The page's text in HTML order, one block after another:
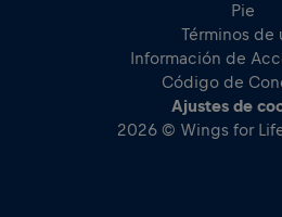
Pie
Términos de
Información de
Código de
Ajustes de
2026 © Wings for